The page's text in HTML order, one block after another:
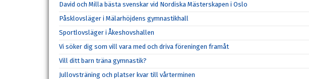
David och Milla bästa svenskar vid Nordiska Mästerskapen i Oslo
Påsklovsläger i Mälarhöjdens gymnastikhall
Sportlovsläger i Åkeshovshallen
Vi söker dig som vill vara med och driva föreningen framåt
Vill ditt barn träna gymnastik?
Jullovsträning och platser kvar till vårterminen